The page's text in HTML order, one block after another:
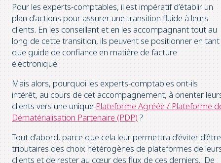
Pour les experts-comptables, il est impératif d’établir un
plan d’actions pour assurer une transition fluide à leurs
clients. En les conseillant et en les accompagnant tout au
long de cette transition, ils peuvent se positionner en tant
que guide de confiance en matière de facture
électronique.
Mais alors, pourquoi les experts-comptables ont-ils
intérêt, au cours de cet accompagnement, à orienter
clients vers une unique Plateforme Agréée / Plateforme
Dématérialisation Partenaire (PDP) ?
Tout d’abord, parce que cela leur permettra d’éviter d’être
tributaires des choix hétérogènes de plateformes de
clients et de rester au cœur des flux de ces derniers. De